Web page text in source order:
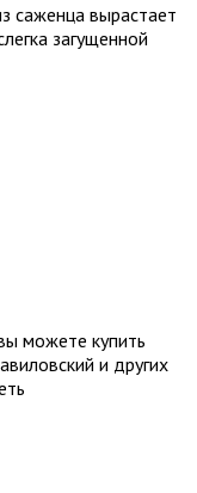
саженца вырастает
загущенной
можете купить
и других